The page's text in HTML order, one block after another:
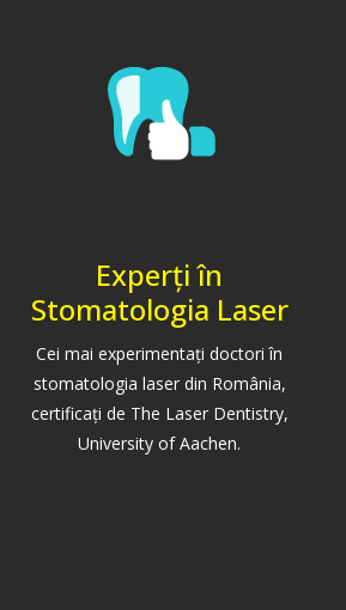
Experți în
Stomatologia Laser
Cei mai experimentaţi doctori în
stomatologia laser din România,
certificaţi de The Laser Dentistry,
University of Aachen.